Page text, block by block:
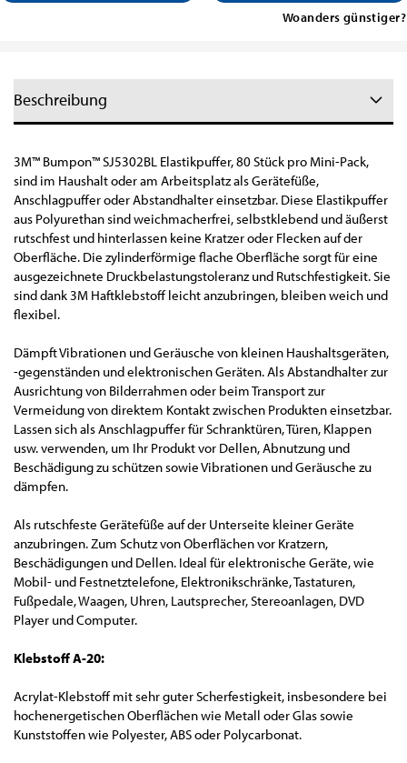
Woanders günstiger?
Beschreibung
3M™ Bumpon™ SJ5302BL Elastikpuffer, 80 Stück pro Mini-Pack,
sind im Haushalt oder am Arbeitsplatz als Gerätefüße,
Anschlagpuffer oder Abstandhalter einsetzbar. Diese Elastikpuffer
aus Polyurethan sind weichmacherfrei, selbstklebend und äußerst
rutschfest und hinterlassen keine Kratzer oder Flecken auf der
Oberfläche. Die zylinderförmige flache Oberfläche sorgt für eine
ausgezeichnete Druckbelastungstoleranz und Rutschfestigkeit. Sie
sind dank 3M Haftklebstoff leicht anzubringen, bleiben weich und
flexibel.
Dämpft Vibrationen und Geräusche von kleinen Haushaltsgeräten,
-gegenständen und elektronischen Geräten. Als Abstandhalter zur
Ausrichtung von Bilderrahmen oder beim Transport zur
Vermeidung von direktem Kontakt zwischen Produkten einsetzbar.
Lassen sich als Anschlagpuffer für Schranktüren, Türen, Klappen
usw. verwenden, um Ihr Produkt vor Dellen, Abnutzung und
Beschädigung zu schützen sowie Vibrationen und Geräusche zu
dämpfen.
Als rutschfeste Gerätefüße auf der Unterseite kleiner Geräte
anzubringen. Zum Schutz von Oberflächen vor Kratzern,
Beschädigungen und Dellen. Ideal für elektronische Geräte, wie
Mobil- und Festnetztelefone, Elektronikschränke, Tastaturen,
Fußpedale, Waagen, Uhren, Lautsprecher, Stereoanlagen, DVD
Player und Computer.
Klebstoff A-20:
Acrylat-Klebstoff mit sehr guter Scherfestigkeit, insbesondere bei
hochenergetischen Oberflächen wie Metall oder Glas sowie
Kunststoffen wie Polyester, ABS oder Polycarbonat.